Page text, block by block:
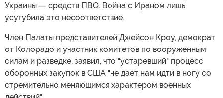
Украины — средств ПВО. Война с Ираном лишь
усугубила это несоответствие.
Член Палаты представителей Джейсон Кроу, демократ
от Колорадо и участник комитетов по вооруженным
силам и разведке, заявил, что "устаревший" процесс
оборонных закупок в США "не дает нам идти в ногу со
стремительно меняющимся характером военных